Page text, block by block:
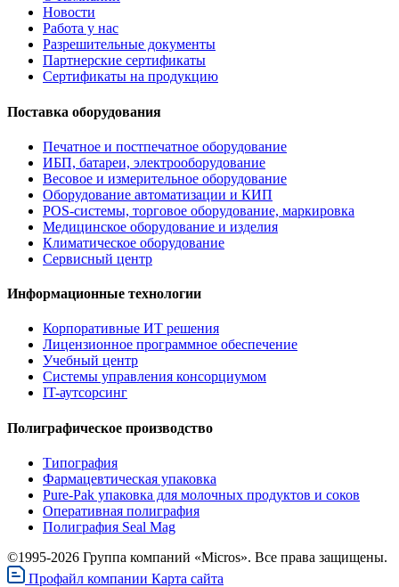
Новости
Работа у нас
Разрешительные документы
Партнерские сертификаты
Сертификаты на продукцию
Поставка оборудования
Печатное и постпечатное оборудование
ИБП, батареи, электрооборудование
Весовое и измерительное оборудование
Оборудование автоматизации и КИП
POS-системы, торговое оборудование, маркировка
Медицинское оборудование и изделия
Климатическое оборудование
Сервисный центр
Информационные технологии
Корпоративные ИТ решения
Лицензионное программное обеспечение
Учебный центр
Системы управления консорциумом
IT-аутсорсинг
Полиграфическое производство
Типография
Фармацевтическая упаковка
Pure-Pak упаковка для молочных продуктов и соков
Оперативная полиграфия
Полиграфия Seal Mag
©1995-2026 Группа компаний «Micros». Все права защищены.
Профайл компании Карта сайта